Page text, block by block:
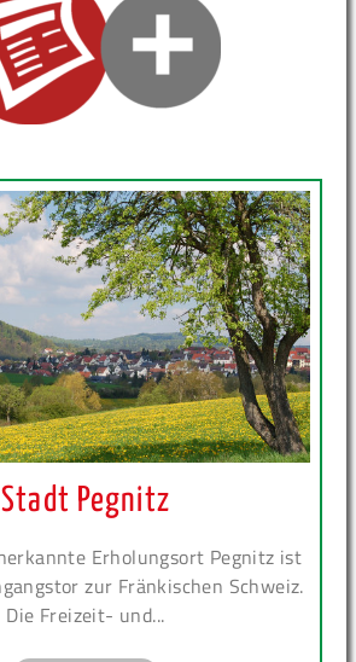
Stadt Pegnitz
Erholungsort Pegnitz ist
zur Fränkischen Schweiz.
Die Freizeit- und...